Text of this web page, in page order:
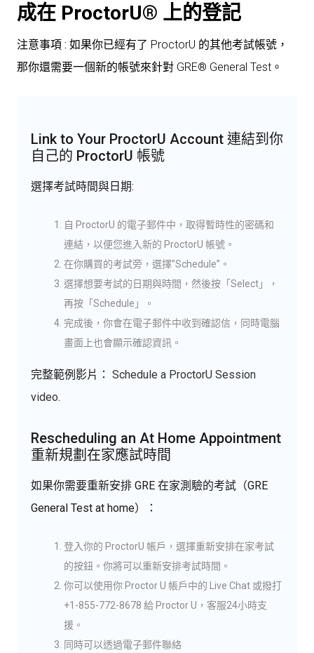
成在 ProctorU® 上的登記
注意事項 : 如果你已經有了 ProctorU 的其他考試帳號，
那你還需要一個新的帳號來針對 GRE® General Test。
Link to Your ProctorU Account 連結到你
自己的 ProctorU 帳號
選擇考試時間與日期:
自 ProctorU 的電子郵件中，取得暫時性的密碼和
連結，以便您進入新的 ProctorU 帳號。
在你購買的考試旁，選擇”Schedule”。
選擇想要考試的日期與時間，然後按「Select」，
再按「Schedule」。
完成後，你會在電子郵件中收到確認信，同時電腦
畫面上也會顯示確認資訊。
完整範例影片： Schedule a ProctorU Session
video.
Rescheduling an At Home Appointment
重新規劃在家應試時間
如果你需要重新安排 GRE 在家測驗的考試（GRE
General Test at home）：
登入你的 ProctorU 帳戶，選擇重新安排在家考試
的按鈕。你將可以重新安排考試時間。
你可以使用你 Proctor U 帳戶中的 Live Chat 或撥打
+1-855-772-8678 給 Proctor U，客服24小時支
援。
同時可以透過電子郵件聯絡